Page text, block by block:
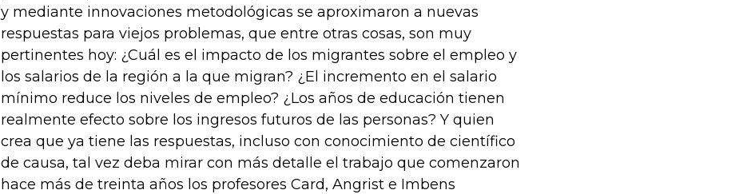
y mediante innovaciones metodológicas se aproximaron a nuevas
respuestas para viejos problemas, que entre otras cosas, son muy
pertinentes hoy: ¿Cuál es el impacto de los migrantes sobre el empleo y
los salarios de la región a la que migran? ¿El incremento en el salario
mínimo reduce los niveles de empleo? ¿Los años de educación tienen
realmente efecto sobre los ingresos futuros de las personas? Y quien
crea que ya tiene las respuestas, incluso con conocimiento de científico
de causa, tal vez deba mirar con más detalle el trabajo que comenzaron
hace más de treinta años los profesores Card, Angrist e Imbens